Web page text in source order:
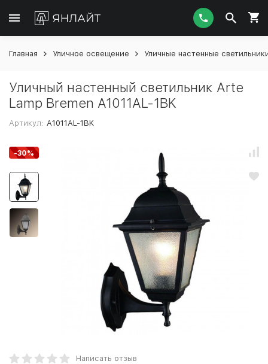
Главная Уличное освещение Уличные настенные
Уличный настенный светильник Arte
Lamp Bremen A1011AL-1BK
Артикул: A1011AL-1BK
-30%
Написать отзыв